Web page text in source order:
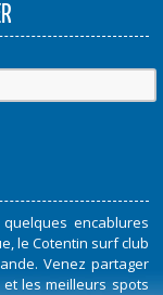
encablures
le Cotentin surf club
Venez partager
les meilleurs spots